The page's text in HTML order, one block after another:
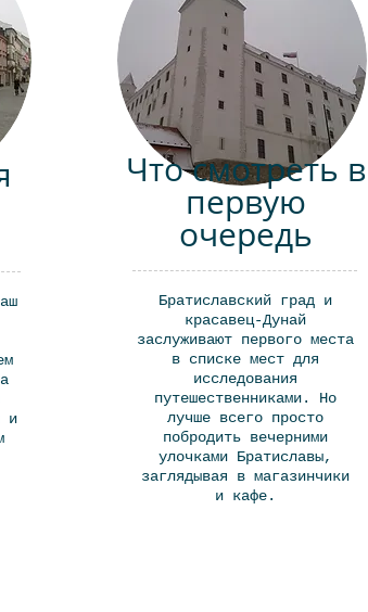
и
Что смотреть в
первую
очередь
Братиславский град и
красавец-Дунай
заслуживают первого места
в списке мест для
исследования
путешественниками. Но
лучше всего просто
побродить вечерними
улочками Братиславы,
заглядывая в магазинчики
и кафе.